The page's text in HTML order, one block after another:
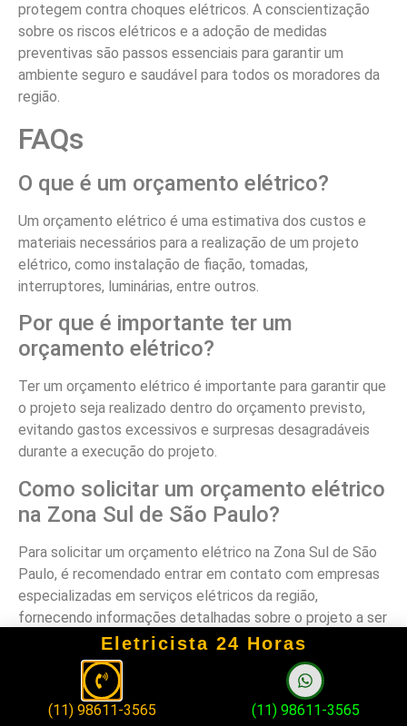
protegem contra choques elétricos. A conscientização
sobre os riscos elétricos e a adoção de medidas
preventivas são passos essenciais para garantir um
ambiente seguro e saudável para todos os moradores da
região.
FAQs
O que é um orçamento elétrico?
Um orçamento elétrico é uma estimativa dos custos e
materiais necessários para a realização de um projeto
elétrico, como instalação de fiação, tomadas,
interruptores, luminárias, entre outros.
Por que é importante ter um
orçamento elétrico?
Ter um orçamento elétrico é importante para garantir que
o projeto seja realizado dentro do orçamento previsto,
evitando gastos excessivos e surpresas desagradáveis
durante a execução do projeto.
Como solicitar um orçamento elétrico
na Zona Sul de São Paulo?
Para solicitar um orçamento elétrico na Zona Sul de São
Paulo, é recomendado entrar em contato com empresas
especializadas em serviços elétricos da região,
fornecendo informações detalhadas sobre o projeto a ser
Quais informações são necessárias
para solicitar um orçamento elétrico?
Eletricista 24 Horas
(11) 98611-3565 (11) 98611-3565